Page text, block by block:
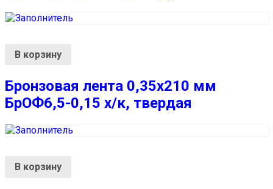
В корзину
Бронзовая лента 0,35х210 мм
БрОФ6,5-0,15 х/к, твердая
В корзину